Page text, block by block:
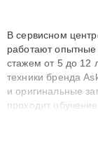
В сервисном
работают
стажем от 5 до 12
техники бренда
и оригинальные
проходит
сохранением